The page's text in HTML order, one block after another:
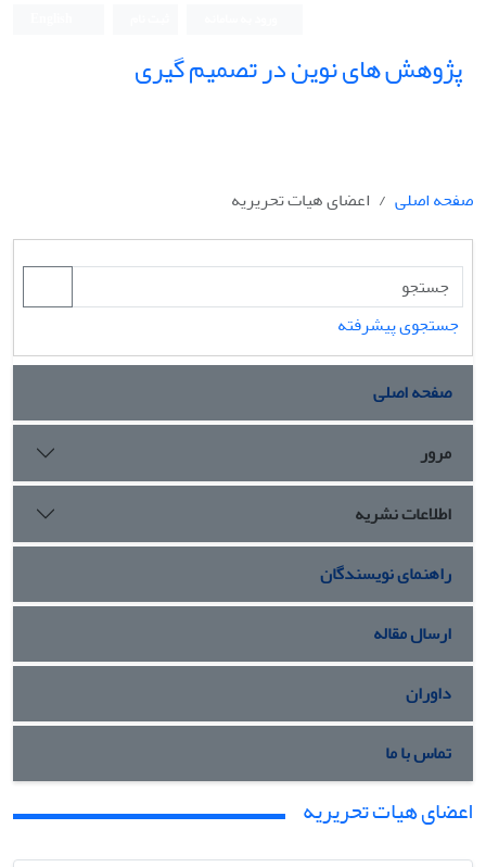
پژوهش های نوین در تصمیم گیری
صفحه اصلی اعضای هیات تحریریه
جستجوی پیشرفته
صفحه اصلی
مرور
اطلاعات نشریه
راهنمای نویسندگان
ارسال مقاله
داوران
تماس با ما
اعضای هیات تحریریه